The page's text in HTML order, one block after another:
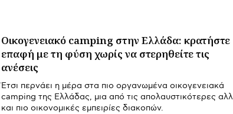
Οικογενειακό camping στην Ελλάδα: κρατήστε
επαφή με τη φύση χωρίς να στερηθείτε τις
ανέσεις
Έτσι περνάει η μέρα στα πιο οργανωμένα οικογενειακά
camping της Ελλάδας, μια από τις απολαυστικότερες
και πιο οικονομικές εμπειρίες διακοπών.